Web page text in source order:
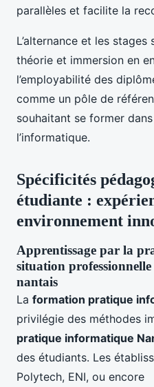
parallèles et facilite la
L’alternance et les
théorie et immersion en
l’employabilité des
comme un pôle de
souhaitant se former
l’informatique.
Spécificités
étudiante :
environnement
Apprentissage par la
situation professionnelle
nantais
La formation pratique
privilégie des méthodes
pratique informatique
des étudiants. Les
Polytech, ENI, ou encore